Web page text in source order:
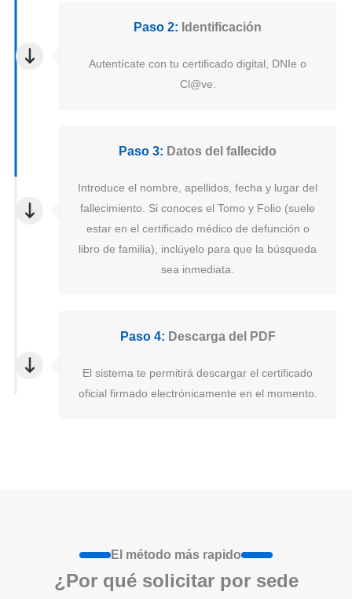
Paso 2: Identificación
Autentícate con tu certificado digital, DNIe o
Cl@ve.
Paso 3: Datos del fallecido
Introduce el nombre, apellidos, fecha y lugar del
fallecimiento. Si conoces el Tomo y Folio (suele
estar en el certificado médico de defunción o
libro de familia), inclúyelo para que la búsqueda
sea inmediata.
Paso 4: Descarga del PDF
El sistema te permitirá descargar el certificado
oficial firmado electrónicamente en el momento.
El método más rapido
¿Por qué solicitar por sede